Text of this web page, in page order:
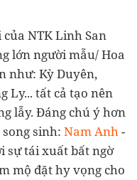
NTK Linh San
lớn người mẫu/ Hoa
như: Kỳ Duyên,
Ly... tất cả tạo nên
lẫy. Đáng chú ý hơn
sinh: Nam Anh-
sự tái xuất bất ngờ
mộ đặt hy vọng cho